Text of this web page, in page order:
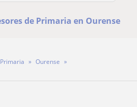
de Primaria en Ourense
Primaria
Ourense